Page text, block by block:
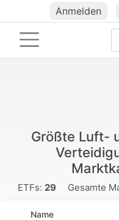
Anmelden
Größte Luft-
ETFs: 29 Gesamte
Name